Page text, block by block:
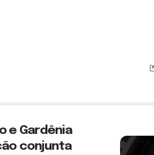
e Gardênia
conjunta